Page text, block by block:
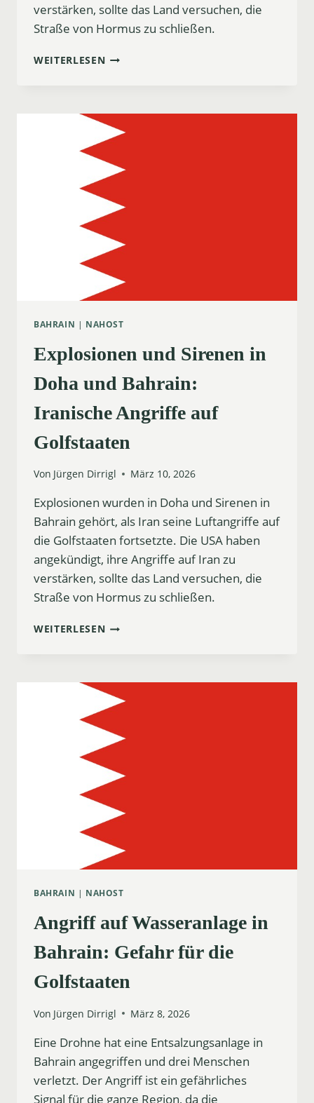
verstärken, sollte das Land versuchen, die
Straße von Hormus zu schließen.
WEITERLESENANGRIFF
RAKETE
TÖTET
FRAU
IN
WOHNGEBÄUDE
BAHRAIN | NAHOST
Explosionen und Sirenen in
Doha und Bahrain:
Iranische Angriffe auf
Golfstaaten
Von Jürgen Dirrigl März 10, 2026
Explosionen wurden in Doha und Sirenen in
Bahrain gehört, als Iran seine Luftangriffe auf
die Golfstaaten fortsetzte. Die USA haben
angekündigt, ihre Angriffe auf Iran zu
verstärken, sollte das Land versuchen, die
Straße von Hormus zu schließen.
WEITERLESENEXPLOSIONEN
DOHA
UND
BAHRAIN:
IRANISCHE
ANGRIFFE
GOLFSTAATEN
BAHRAIN | NAHOST
Angriff auf Wasseranlage in
Bahrain: Gefahr für die
Golfstaaten
Von Jürgen Dirrigl März 8, 2026
Eine Drohne hat eine Entsalzungsanlage in
Bahrain angegriffen und drei Menschen
verletzt. Der Angriff ist ein gefährliches
Signal für die ganze Region, da die